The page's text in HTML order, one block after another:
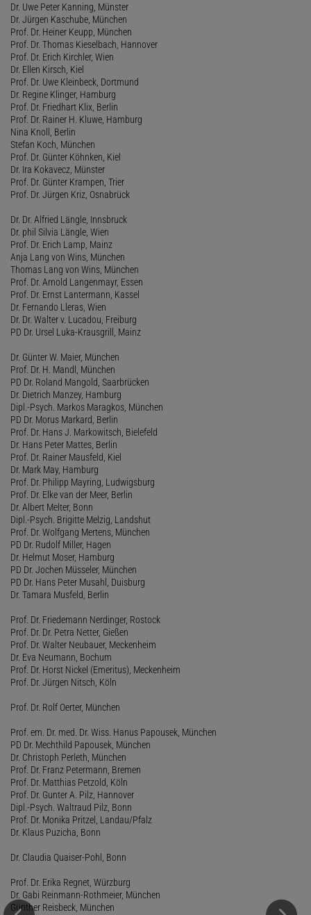
Dr. Uwe Peter Kanning, Münster
Dr. Jürgen Kaschube, München
Prof. Dr. Heiner Keupp, München
Prof. Dr. Thomas Kieselbach, Hannover
Prof. Dr. Erich Kirchler, Wien
Dr. Ellen Kirsch, Kiel
Prof. Dr. Uwe Kleinbeck, Dortmund
Dr. Regine Klinger, Hamburg
Prof. Dr. Friedhart Klix, Berlin
Prof. Dr. Rainer H. Kluwe, Hamburg
Nina Knoll, Berlin
Stefan Koch, München
Prof. Dr. Günter Köhnken, Kiel
Dr. Ira Kokavecz, Münster
Prof. Dr. Günter Krampen, Trier
Prof. Dr. Jürgen Kriz, Osnabrück
Dr. Dr. Alfried Längle, Innsbruck
Dr. phil Silvia Längle, Wien
Prof. Dr. Erich Lamp, Mainz
Anja Lang von Wins, München
Thomas Lang von Wins, München
Prof. Dr. Arnold Langenmayr, Essen
Prof. Dr. Ernst Lantermann, Kassel
Dr. Fernando Lleras, Wien
Dr. Dr. Walter v. Lucadou, Freiburg
PD Dr. Ursel Luka-Krausgrill, Mainz
Dr. Günter W. Maier, München
Prof. Dr. H. Mandl, München
PD Dr. Roland Mangold, Saarbrücken
Dr. Dietrich Manzey, Hamburg
Dipl.-Psych. Markos Maragkos, München
PD Dr. Morus Markard, Berlin
Prof. Dr. Hans J. Markowitsch, Bielefeld
Dr. Hans Peter Mattes, Berlin
Prof. Dr. Rainer Mausfeld, Kiel
Dr. Mark May, Hamburg
Prof. Dr. Philipp Mayring, Ludwigsburg
Prof. Dr. Elke van der Meer, Berlin
Dr. Albert Melter, Bonn
Dipl.-Psych. Brigitte Melzig, Landshut
Prof. Dr. Wolfgang Mertens, München
PD Dr. Rudolf Miller, Hagen
Dr. Helmut Moser, Hamburg
PD Dr. Jochen Müsseler, München
PD Dr. Hans Peter Musahl, Duisburg
Dr. Tamara Musfeld, Berlin
Prof. Dr. Friedemann Nerdinger, Rostock
Prof. Dr. Dr. Petra Netter, Gießen
Prof. Dr. Walter Neubauer, Meckenheim
Dr. Eva Neumann, Bochum
Prof. Dr. Horst Nickel (Emeritus), Meckenheim
Prof. Dr. Jürgen Nitsch, Köln
Prof. Dr. Rolf Oerter, München
Prof. em. Dr. med. Dr. Wiss. Hanus Papousek, München
PD Dr. Mechthild Papousek, München
Dr. Christoph Perleth, München
Prof. Dr. Franz Petermann, Bremen
Prof. Dr. Matthias Petzold, Köln
Prof. Dr. Gunter A. Pilz, Hannover
Dipl.-Psych. Waltraud Pilz, Bonn
Prof. Dr. Monika Pritzel, Landau/Pfalz
Dr. Klaus Puzicha, Bonn
Dr. Claudia Quaiser-Pohl, Bonn
Prof. Dr. Erika Regnet, Würzburg
Dr. Gabi Reinmann-Rothmeier, München
Günther Reisbeck, München